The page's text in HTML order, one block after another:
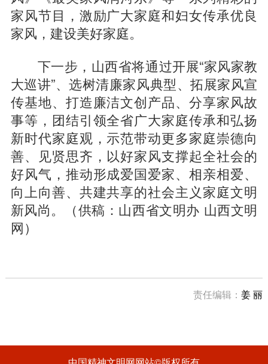
家风节目，激励广大家庭和妇女传承优良
家风，建设美好家庭。
下一步，山西省将通过开展“家风家教
大巡讲”、选树清廉家风典型、拓展家风宣
传基地、打造廉洁文创产品、分享家风故
事等，团结引领全省广大家庭传承和弘扬
新时代家庭观，示范带动更多家庭崇德向
善、见贤思齐，以好家风支撑起全社会的
好风气，推动形成爱国爱家、相亲相爱、
向上向善、共建共享的社会主义家庭文明
新风尚。（供稿：山西省文明办 山西文明
网）
责任编辑：姜 丽